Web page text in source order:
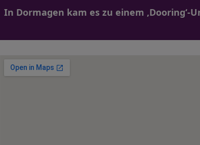
In Dormagen kam es zu einem